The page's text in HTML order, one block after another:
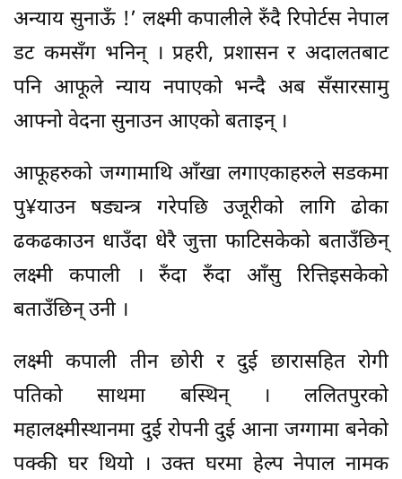
अन्याय सुनाऊँ !’ लक्ष्मी कपालीले रुँदै रिपोर्टस नेपाल
डट कमसँग भनिन् । प्रहरी, प्रशासन र अदालतबाट
पनि आफूले न्याय नपाएको भन्दै अब सँसारसामु
आफ्नो वेदना सुनाउन आएको बताइन् ।
आफूहरुको जग्गामाथि आँखा लगाएकाहरुले सडकमा
पु¥याउन षड्यन्त्र गरेपछि उजूरीको लागि ढोका
ढकढकाउन धाउँदा धेरै जुत्ता फाटिसकेको बताउँछिन्
लक्ष्मी कपाली । रुँदा रुँदा आँसु रित्तिइसकेको
बताउँछिन् उनी ।
लक्ष्मी कपाली तीन छोरी र दुई छारासहित रोगी
पतिको साथमा बस्थिन् । ललितपुरको
महालक्ष्मीस्थानमा दुई रोपनी दुई आना जग्गामा बनेको
पक्की घर थियो । उक्त घरमा हेल्प नेपाल नामक